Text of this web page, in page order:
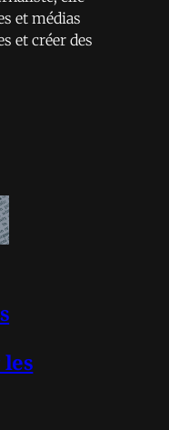
et médias
et créer des